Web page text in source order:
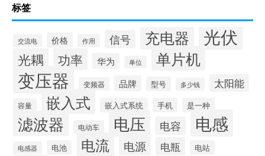
标签
交流电 价格 作用 信号 充电器 光伏
光耦 功率 华为 单位 单片机
变压器 变频器 品牌 型号 多少钱 太阳能
容量 嵌入式 嵌入式系统 手机 是一种
滤波器 电动车 电压 电容 电感
电感器 电池 电流 电源 电瓶 电站